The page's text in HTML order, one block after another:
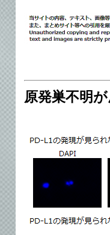
原発巣不明